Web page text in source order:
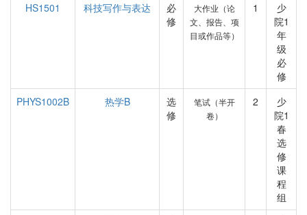
HS1501
科技写作与表达
必
修
大作业（论
文、报告、项
目或作品等）
1
少
院1
年
级
必
修
PHYS1002B
热学B
选
修
笔试（半开
卷）
2
少
院1
春
选
修
课
程
组